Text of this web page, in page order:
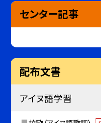
センター記事
配布文書
アイヌ語学習